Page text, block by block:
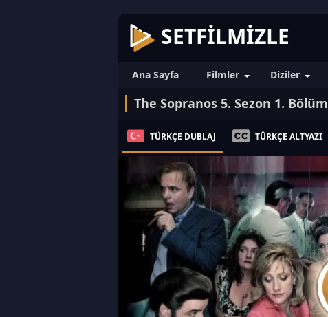
SETFILMIZLE
Ana Sayfa Filmler Diziler
The Sopranos 5. Sezon 1. Bölüm
TÜRKÇE DUBLAJ TÜRKÇE ALTYAZI